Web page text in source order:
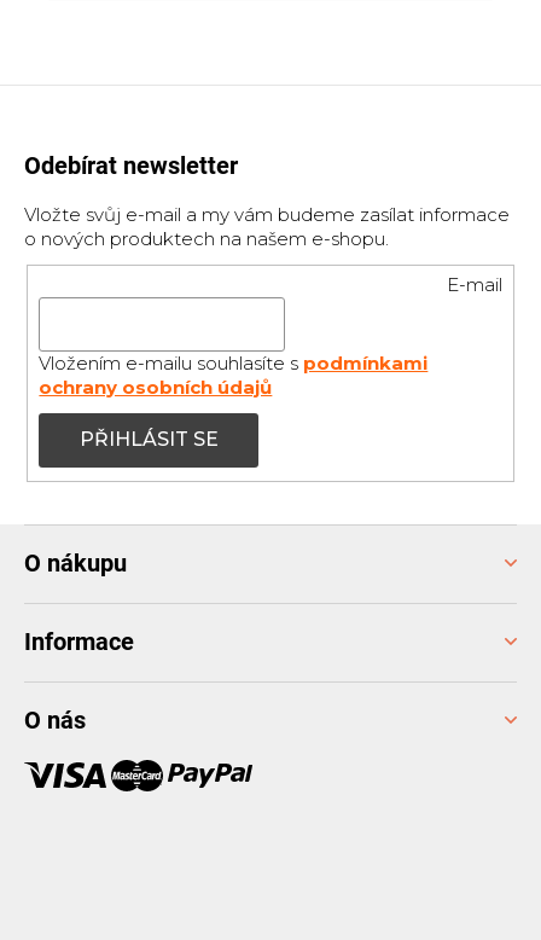
Odebírat newsletter
Vložte svůj e-mail a my vám budeme zasílat informace
o nových produktech na našem e-shopu.
E-mail
Vložením e-mailu souhlasíte s podmínkami
ochrany osobních údajů
PŘIHLÁSIT SE
O nákupu
Informace
O nás